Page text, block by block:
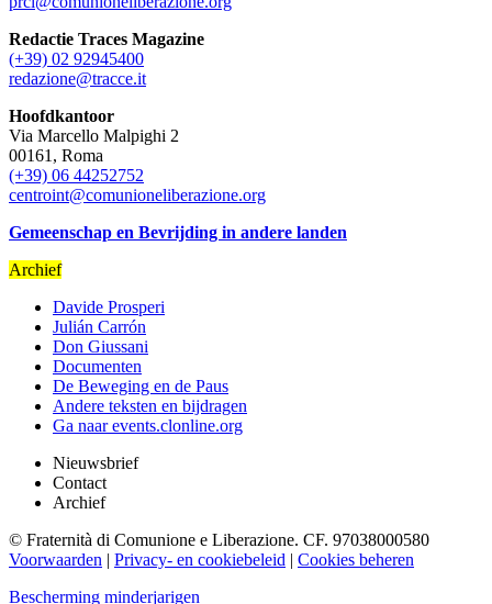
Redactie Traces Magazine
(+39) 02 92945400
redazione@tracce.it
Hoofdkantoor
Via Marcello Malpighi 2
00161, Roma
(+39) 06 44252752
centroint@comunioneliberazione.org
Gemeenschap en Bevrijding in andere landen
Archief
Davide Prosperi
Julián Carrón
Don Giussani
Documenten
De Beweging en de Paus
Andere teksten en bijdragen
Ga naar events.clonline.org
Nieuwsbrief
Contact
Archief
© Fraternità di Comunione e Liberazione. CF. 97038000580
Voorwaarden | Privacy- en cookiebeleid | Cookies beheren
Bescherming minderjarigen